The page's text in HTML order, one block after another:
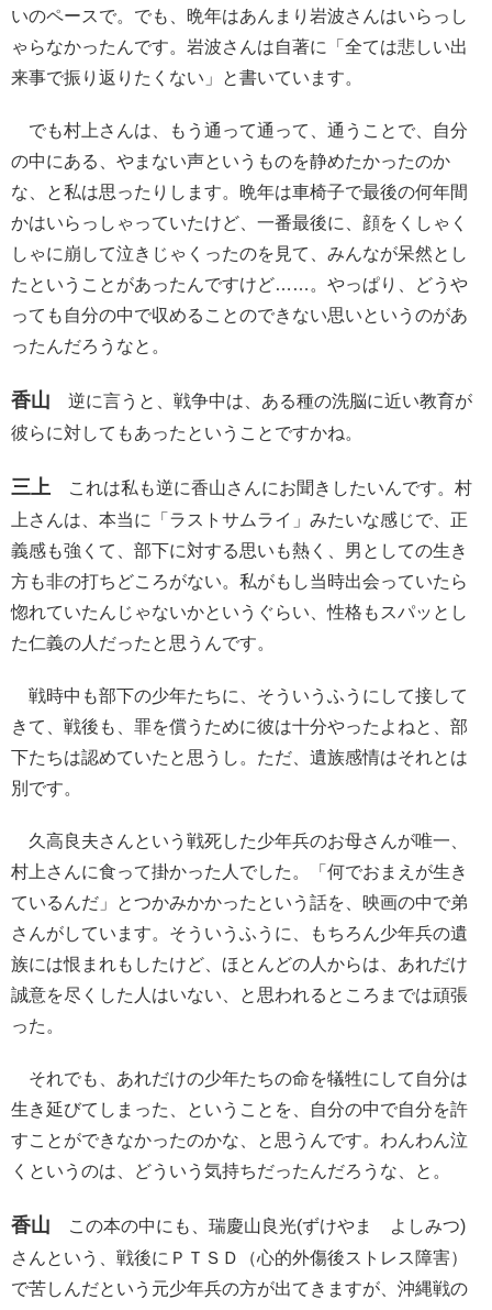
いのペースで。でも、晩年はあんまり岩波さんはいらっし
ゃらなかったんです。岩波さんは自著に「全ては悲しい出
来事で振り返りたくない」と書いています。
でも村上さんは、もう通って通って、通うことで、自分
の中にある、やまない声というものを静めたかったのか
な、と私は思ったりします。晩年は車椅子で最後の何年間
かはいらっしゃっていたけど、一番最後に、顔をくしゃく
しゃに崩して泣きじゃくったのを見て、みんなが呆然とし
たということがあったんですけど……。やっぱり、どうや
っても自分の中で収めることのできない思いというのがあ
ったんだろうなと。
香山 逆に言うと、戦争中は、ある種の洗脳に近い教育が
彼らに対してもあったということですかね。
三上 これは私も逆に香山さんにお聞きしたいんです。村
上さんは、本当に「ラストサムライ」みたいな感じで、正
義感も強くて、部下に対する思いも熱く、男としての生き
方も非の打ちどころがない。私がもし当時出会っていたら
惚れていたんじゃないかというぐらい、性格もスパッとし
た仁義の人だったと思うんです。
戦時中も部下の少年たちに、そういうふうにして接して
きて、戦後も、罪を償うために彼は十分やったよねと、部
下たちは認めていたと思うし。ただ、遺族感情はそれとは
別です。
久高良夫さんという戦死した少年兵のお母さんが唯一、
村上さんに食って掛かった人でした。「何でおまえが生き
ているんだ」とつかみかかったという話を、映画の中で弟
さんがしています。そういうふうに、もちろん少年兵の遺
族には恨まれもしたけど、ほとんどの人からは、あれだけ
誠意を尽くした人はいない、と思われるところまでは頑張
った。
それでも、あれだけの少年たちの命を犠牲にして自分は
生き延びてしまった、ということを、自分の中で自分を許
すことができなかったのかな、と思うんです。わんわん泣
くというのは、どういう気持ちだったんだろうな、と。
香山 この本の中にも、瑞慶山良光(ずけやま よしみつ)
さんという、戦後にＰＴＳＤ（心的外傷後ストレス障害）
で苦しんだという元少年兵の方が出てきますが、沖縄戦の